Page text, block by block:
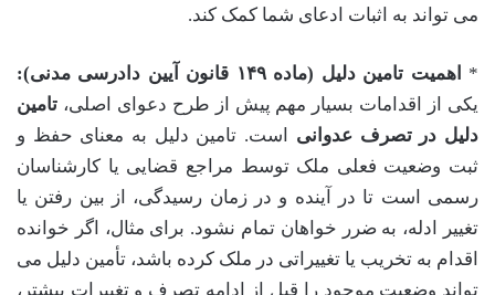
می تواند به اثبات ادعای شما کمک کند.
*
اهمیت تامین دلیل (ماده ۱۴۹ قانون آیین دادرسی مدنی):
یکی از اقدامات بسیار مهم پیش از طرح دعوای اصلی، تامین
دلیل در تصرف عدوانی است. تامین دلیل به معنای حفظ و
ثبت وضعیت فعلی ملک توسط مراجع قضایی یا کارشناسان
رسمی است تا در آینده و در زمان رسیدگی، از بین رفتن یا
تغییر ادله، به ضرر خواهان تمام نشود. برای مثال، اگر خوانده
اقدام به تخریب یا تغییراتی در ملک کرده باشد، تأمین دلیل می
تواند وضعیت موجود را قبل از ادامه تصرف و تغییرات بیشتر،